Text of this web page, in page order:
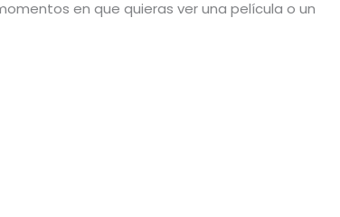
en que quieras ver una película o un